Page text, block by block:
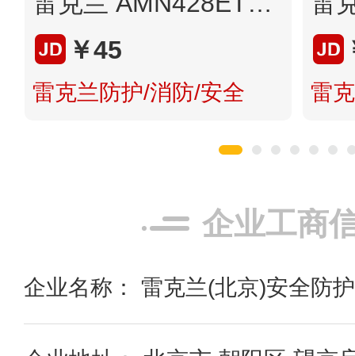
￥45
雷克兰防护/消防/安全 雷
企业工商
企业名称： 雷克兰(北京)安全防